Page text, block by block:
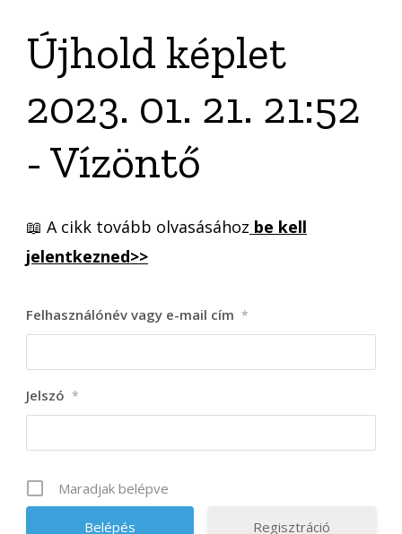
Újhold képlet
2023. 01. 21. 21:52
- Vízöntő
📖 A cikk tovább olvasásához be kell
jelentkezned>>
Felhasználónév vagy e-mail cím *
Jelszó *
Maradjak belépve
Regisztráció